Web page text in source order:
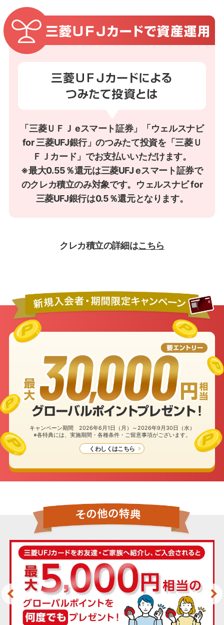
「三菱ＵＦＪ eスマート証券」「ウェルスナビ
for 三菱UFJ銀行」のつみたて投資を「三菱Ｕ
ＦＪカード」でお支払いいただけます。
※最大0.55％還元は三菱UFJ eスマート証券で
のクレカ積立のみ対象です。ウェルスナビ for
三菱UFJ銀行は0.5％還元となります。
クレカ積立の詳細はこちら
キャンペーン期間 2026年6月1日（月）～2026年9月30日（水）
※各特典には、実施期間・各種条件・ご留意事項がございます。
くわしくはこちら
お申し込みフォームへ進んでください。
カード種類
一般(学生以外)
学生
※カードお申し込み時点で、内定者の方は「学生」をご
選択のうえお申し込みください。
当アプリからのお申し込みは
三菱UFJ銀行でのお手続きとなります。